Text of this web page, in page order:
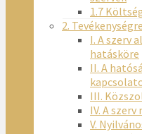
1.7
2.
I. A szerv
hatásköre
II. A
III.
IV. A
V.